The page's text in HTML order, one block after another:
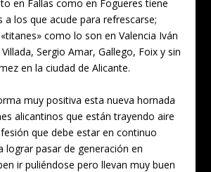
en Fallas como en Fogueres tiene
a los que acude para refrescarse;
como lo son en Valencia Iván
Sergio Amar, Gallego, Foix y sin
en la ciudad de Alicante.
muy positiva esta nueva hornada
alicantinos que están trayendo aire
que debe estar en continuo
lograr pasar de generación en
ir puliéndose pero llevan muy buen